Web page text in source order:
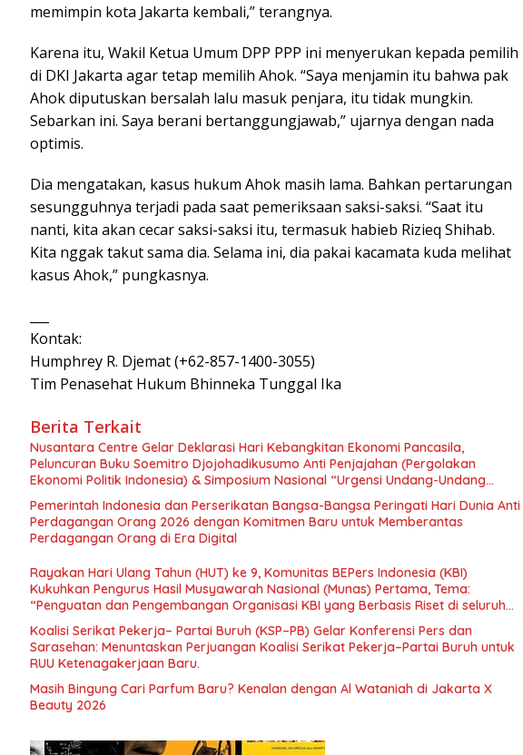
memimpin kota Jakarta kembali,” terangnya.
Karena itu, Wakil Ketua Umum DPP PPP ini menyerukan kepada pemilih
di DKI Jakarta agar tetap memilih Ahok. “Saya menjamin itu bahwa pak
Ahok diputuskan bersalah lalu masuk penjara, itu tidak mungkin.
Sebarkan ini. Saya berani bertanggungjawab,” ujarnya dengan nada
optimis.
Dia mengatakan, kasus hukum Ahok masih lama. Bahkan pertarungan
sesungguhnya terjadi pada saat pemeriksaan saksi-saksi. “Saat itu
nanti, kita akan cecar saksi-saksi itu, termasuk habieb Rizieq Shihab.
Kita nggak takut sama dia. Selama ini, dia pakai kacamata kuda melihat
kasus Ahok,” pungkasnya.
Kontak:
Humphrey R. Djemat (+62-857-1400-3055)
Tim Penasehat Hukum Bhinneka Tunggal Ika
Berita Terkait
Nusantara Centre Gelar Deklarasi Hari Kebangkitan Ekonomi Pancasila,
Peluncuran Buku Soemitro Djojohadikusumo Anti Penjajahan (Pergolakan
Ekonomi Politik Indonesia) & Simposium Nasional “Urgensi Undang-Undang
Perekonomian Nasional dan Kesejahteraan Sosial dalam Menata Bangsa Menuju
Indonesia Emas 2045”,
Pemerintah Indonesia dan Perserikatan Bangsa-Bangsa Peringati Hari Dunia Anti
Perdagangan Orang 2026 dengan Komitmen Baru untuk Memberantas
Perdagangan Orang di Era Digital
Rayakan Hari Ulang Tahun (HUT) ke 9, Komunitas BEPers Indonesia (KBI)
Kukuhkan Pengurus Hasil Musyawarah Nasional (Munas) Pertama, Tema:
“Penguatan dan Pengembangan Organisasi KBI yang Berbasis Riset di seluruh
Indonesia dan Mancanegara”.
Koalisi Serikat Pekerja– Partai Buruh (KSP–PB) Gelar Konferensi Pers dan
Sarasehan: Menuntaskan Perjuangan Koalisi Serikat Pekerja–Partai Buruh untuk
RUU Ketenagakerjaan Baru.
Masih Bingung Cari Parfum Baru? Kenalan dengan Al Wataniah di Jakarta X
Beauty 2026